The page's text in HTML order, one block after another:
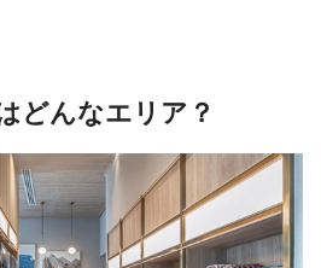
どんなエリア？